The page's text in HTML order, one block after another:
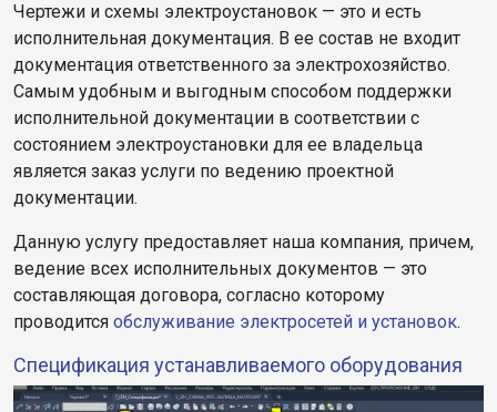
Чертежи и схемы электроустановок — это и есть
исполнительная документация. В ее состав не входит
документация ответственного за электрохозяйство.
Самым удобным и выгодным способом поддержки
исполнительной документации в соответствии с
состоянием электроустановки для ее владельца
является заказ услуги по ведению проектной
документации.
Данную услугу предоставляет наша компания, причем,
ведение всех исполнительных документов — это
составляющая договора, согласно которому
проводится обслуживание электросетей и установок.
Спецификация устанавливаемого оборудования